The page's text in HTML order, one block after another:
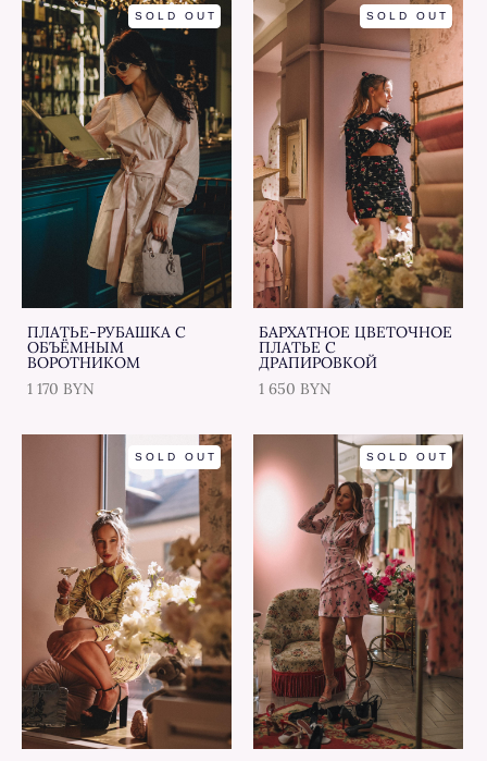
SOLD OUT
ПЛАТЬЕ-РУБАШКА С
ОБЪЁМНЫМ
ВОРОТНИКОМ
1 170 BYN
SOLD OUT
БАРХАТНОЕ ЦВЕТОЧНОЕ
ПЛАТЬЕ С
ДРАПИРОВКОЙ
1 650 BYN
SOLD OUT SOLD OUT